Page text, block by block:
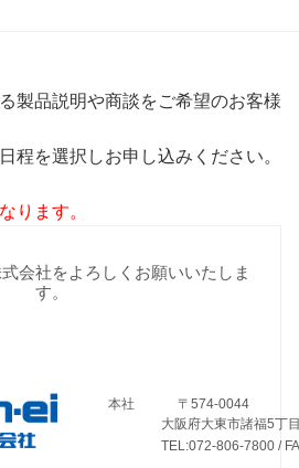
製品説明や商談をご希望のお客様
程を選択しお申し込みください。
ります。
会社をよろしくお願いいたしま
す。
本社 〒574-0044
大阪府大東市諸福5丁目
TEL:072-806-7800 /